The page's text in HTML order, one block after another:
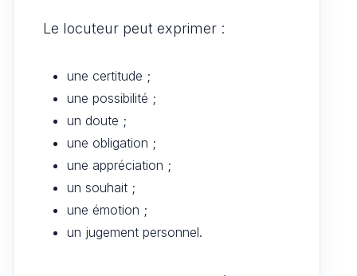
Le locuteur peut exprimer :
une certitude ;
une possibilité ;
un doute ;
une obligation ;
une appréciation ;
un souhait ;
une émotion ;
un jugement personnel.